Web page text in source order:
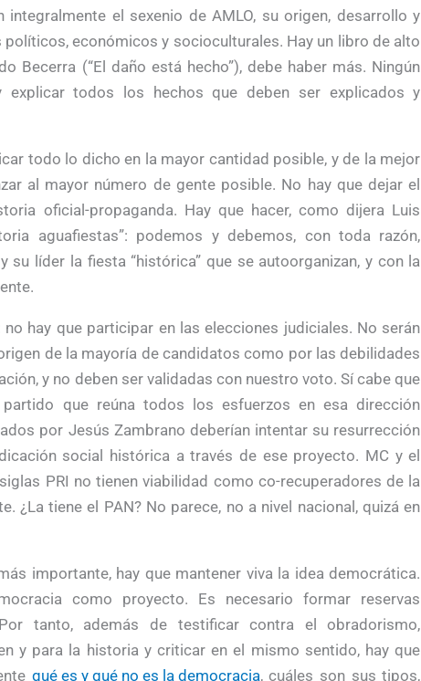
integralmente el sexenio de AMLO, su origen, desarrollo y
económicos y socioculturales. Hay un libro de alto
Becerra (“El daño está hecho”), debe haber más. Ningún
todos los hechos que deben ser explicados y
todo lo dicho en la mayor cantidad posible, y de la mejor
al mayor número de gente posible. No hay que dejar el
oficial-propaganda. Hay que hacer, como dijera Luis
aguafiestas”: podemos y debemos, con toda razón,
su líder la fiesta “histórica” que se autoorganizan, y con la
hay que participar en las elecciones judiciales. No serán
de la mayoría de candidatos como por las debilidades
y no deben ser validadas con nuestro voto. Sí cabe que
que reúna todos los esfuerzos en esa dirección
por Jesús Zambrano deberían intentar su resurrección
social histórica a través de ese proyecto. MC y el
PRI no tienen viabilidad como co-recuperadores de la
¿La tiene el PAN? No parece, no a nivel nacional, quizá en
importante, hay que mantener viva la idea democrática.
como proyecto. Es necesario formar reservas
tanto, además de testificar contra el obradorismo,
y para la historia y criticar en el mismo sentido, hay que
qué es y qué no es la democracia, cuáles son sus tipos,